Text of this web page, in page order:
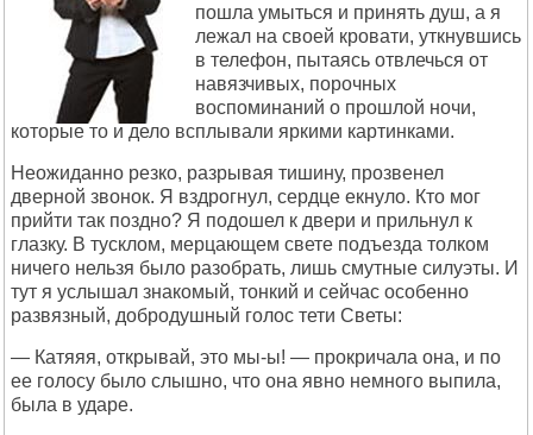
пошла умыться и принять душ, а я
лежал на своей кровати, уткнувшись
в телефон, пытаясь отвлечься от
навязчивых, порочных
воспоминаний о прошлой ночи,
которые то и дело всплывали яркими картинками.
Неожиданно резко, разрывая тишину, прозвенел
дверной звонок. Я вздрогнул, сердце екнуло. Кто мог
прийти так поздно? Я подошел к двери и прильнул к
глазку. В тусклом, мерцающем свете подъезда толком
ничего нельзя было разобрать, лишь смутные силуэты. И
тут я услышал знакомый, тонкий и сейчас особенно
развязный, добродушный голос тети Светы:
— Катяяя, открывай, это мы-ы! — прокричала она, и по
ее голосу было слышно, что она явно немного выпила,
была в ударе.